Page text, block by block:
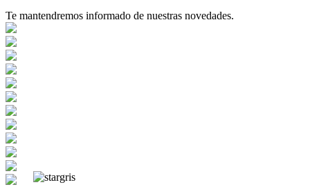
Te mantendremos informado de nuestras novedades.